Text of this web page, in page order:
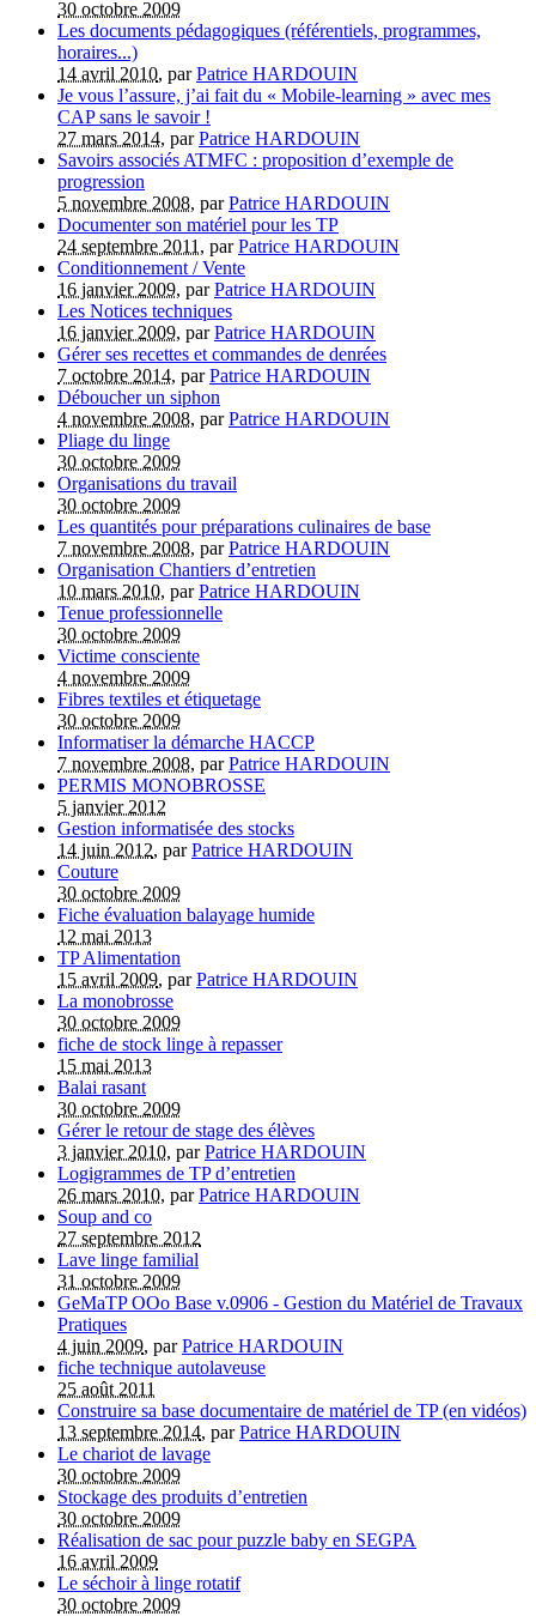
30 octobre 2009
Les documents pédagogiques (référentiels, programmes,
horaires...)
14 avril 2010, parPatrice HARDOUIN
Je vous l’assure, j’ai fait du « Mobile-learning » avec mes
CAP sans le savoir !
27 mars 2014, parPatrice HARDOUIN
Savoirs associés ATMFC : proposition d’exemple de
progression
5 novembre 2008, parPatrice HARDOUIN
Documenter son matériel pour les TP
24 septembre 2011 , parPatrice HARDOUIN
Conditionnement / Vente
16 janvier 2009, parPatrice HARDOUIN
Les Notices techniques
16 janvier 2009, parPatrice HARDOUIN
Gérer ses recettes et commandes de denrées
7 octobre 2014, parPatrice HARDOUIN
Déboucher un siphon
4 novembre 2008, parPatrice HARDOUIN
Pliage du linge
30 octobre 2009
Organisations du travail
30 octobre 2009
Les quantités pour préparations culinaires de base
7 novembre 2008, parPatrice HARDOUIN
Organisation Chantiers d’entretien
10 mars 2010, parPatrice HARDOUIN
Tenue professionnelle
30 octobre 2009
Victime consciente
4 novembre 2009
Fibres textiles et étiquetage
30 octobre 2009
Informatiser la démarche HACCP
7 novembre 2008, parPatrice HARDOUIN
PERMIS MONOBROSSE
5 janvier 2012
Gestion informatisée des stocks
14 juin 2012, parPatrice HARDOUIN
Couture
30 octobre 2009
Fiche évaluation balayage humide
12 mai 2013
TP Alimentation
15 avril 2009, parPatrice HARDOUIN
La monobrosse
30 octobre 2009
fiche de stock linge à repasser
15 mai 2013
Balai rasant
30 octobre 2009
Gérer le retour de stage des élèves
3 janvier 2010, parPatrice HARDOUIN
Logigrammes de TP d’entretien
26 mars 2010, parPatrice HARDOUIN
Soup and co
27 septembre 2012
Lave linge familial
31 octobre 2009
GeMaTP OOo Base v.0906 - Gestion du Matériel de Travaux
Pratiques
4 juin 2009, parPatrice HARDOUIN
fiche technique autolaveuse
25 août 2011
Construire sa base documentaire de matériel de TP (en vidéos)
13 septembre 2014, parPatrice HARDOUIN
Le chariot de lavage
30 octobre 2009
Stockage des produits d’entretien
30 octobre 2009
Réalisation de sac pour puzzle baby en SEGPA
16 avril 2009
Le séchoir à linge rotatif
30 octobre 2009